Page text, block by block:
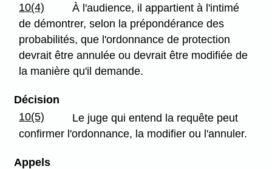
10(4)
À l'audience, il appartient à l'intimé
de démontrer, selon la prépondérance des
probabilités, que l'ordonnance de protection
devrait être annulée ou devrait être modifiée de
la manière qu'il demande.
Décision
10(5)
Le juge qui entend la requête peut
confirmer l'ordonnance, la modifier ou l'annuler.
Appels